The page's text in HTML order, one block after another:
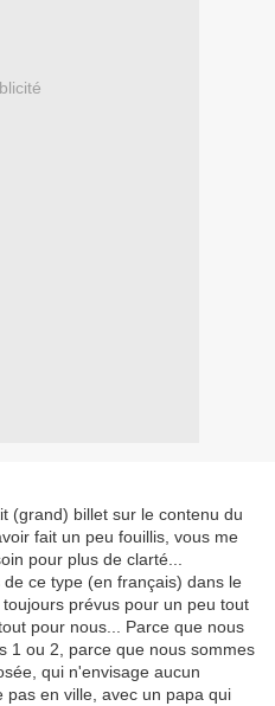
(grand) billet sur le contenu du
fait un peu fouillis, vous me
pour plus de clarté...
ce type (en français) dans le
prévus pour un peu tout
pour nous... Parce que nous
1 ou 2, parce que nous sommes
qui n'envisage aucun
en ville, avec un papa qui